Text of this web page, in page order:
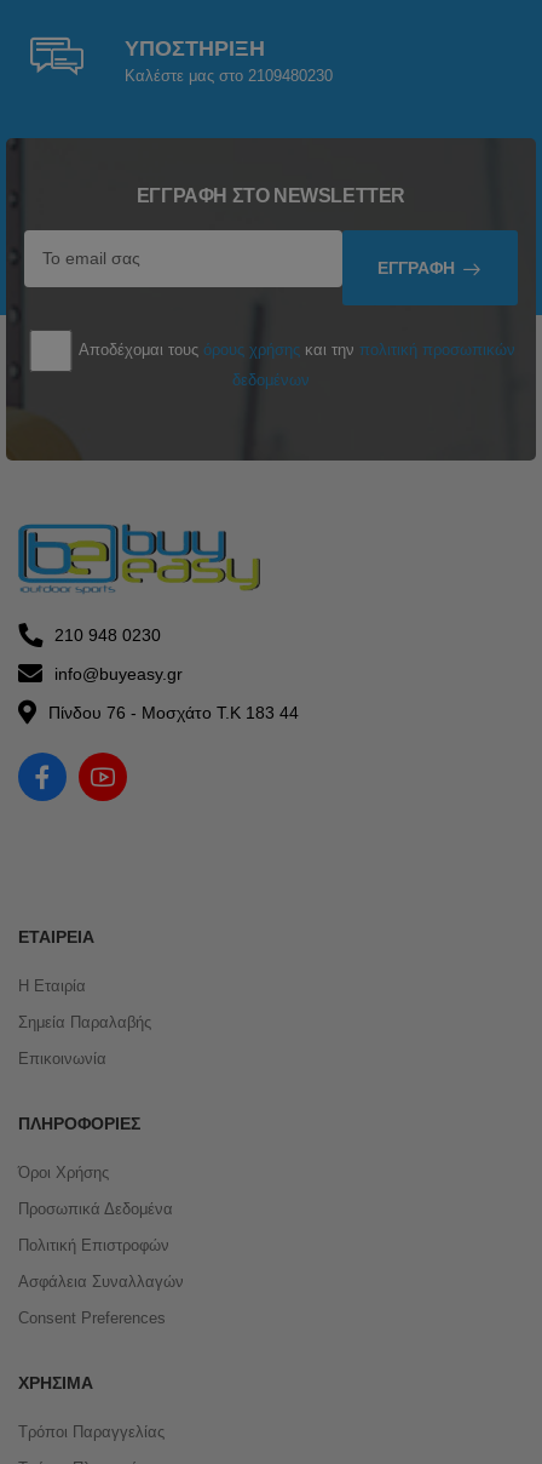
ΥΠΟΣΤΗΡΙΞΗ
Καλέστε μας στο 2109480230
ΕΓΓΡΑΦΉ ΣΤΟ NEWSLETTER
ΕΓΓΡΑΦΉ
Αποδέχομαι τους όρους χρήσης και την πολιτική προσωπικών
δεδομένων
210 948 0230
info@buyeasy.gr
Πίνδου 76 - Μοσχάτο Τ.Κ 183 44
ΕΤΑΙΡΕΊΑ
Η Εταιρία
Σημεία Παραλαβής
Επικοινωνία
ΠΛΗΡΟΦΟΡΊΕΣ
Όροι Χρήσης
Προσωπικά Δεδομένα
Πολιτική Επιστροφών
Ασφάλεια Συναλλαγών
Consent Preferences
ΧΡΉΣΙΜΑ
Τρόποι Παραγγελίας